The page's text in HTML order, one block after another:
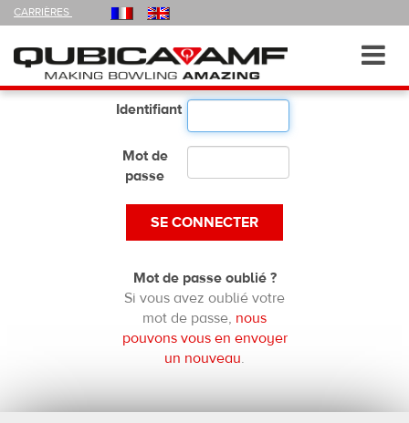
CARRIÈRES
FOLLOW
US
Navigation
Identifiant
Mot de
passe
Mot de passe oublié ?
Si vous avez oublié votre
mot de passe, nous
pouvons vous en envoyer
un nouveau.